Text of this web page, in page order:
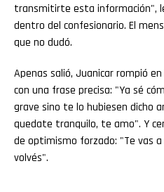
transmitirte esta información",
dentro del confesionario. El
que no dudó.
Apenas salió, Juanicar rompió
con una frase precisa: "Ya sé
grave sino te lo hubiesen dicho
quedate tranquilo, te amo". Y
de optimismo forzado: "Te vas
volvés".